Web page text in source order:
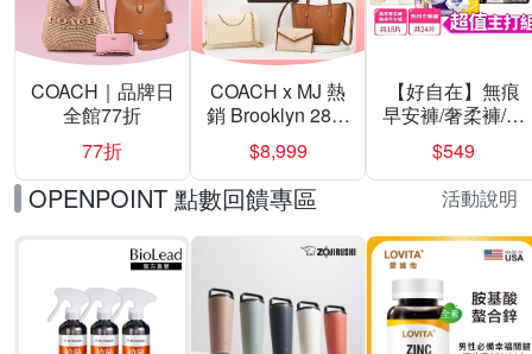
COACH｜品牌日
全館77折
77折
COACH x MJ 熱
銷 Brooklyn 28／
兩用／斜背包均
一價-多款可選
$8,999
【好自在】無痕
早安褲/奢柔褲/熊
抱安睡褲 超值組
任選一組 -生理
褲/衛生棉褲(無痕
褲18片、安睡褲
24片)
$549
OPENPOINT 點數回饋專區 活動說明